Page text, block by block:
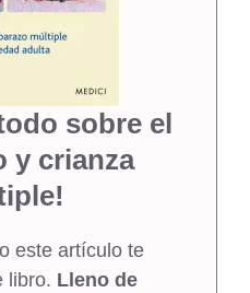
sobre el
y crianza
este artículo te
libro. Lleno de